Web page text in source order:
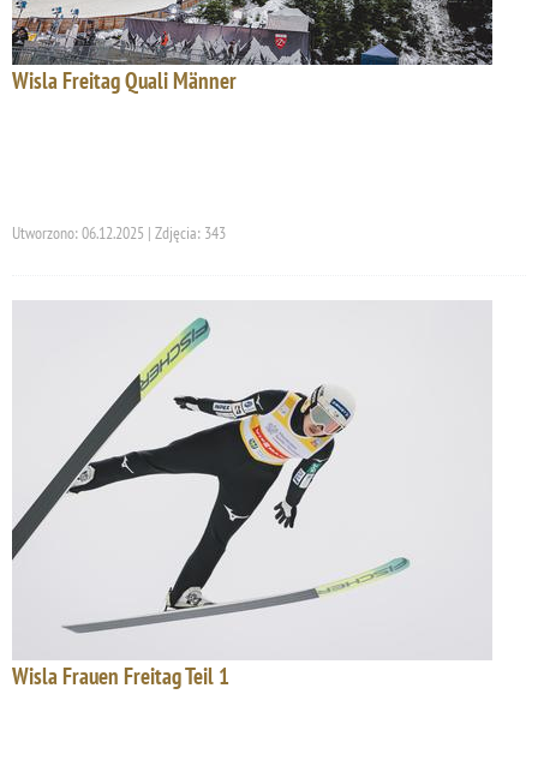
Wisla Freitag Quali Männer
Utworzono: 06.12.2025 | Zdjęcia: 343
Wisla Frauen Freitag Teil 1